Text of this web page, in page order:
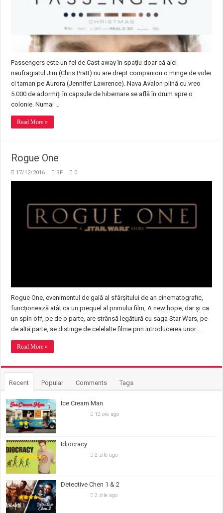
Passengers este un fel de Cast away în spațiu doar că aici
naufragiatul Jim (Chris Pratt) nu are drept companion o minge de volei
ci taman pe Aurora (Jennifer Lawrence). Nava Avalon plină cu vreo
5.000 de adormiți în capsule de hibernare se află în drum spre o
colonie. Numai …
Read More »
Rogue One
17/12/2016 SF 0
Rogue One, evenimentul de gală al sfârșitului de an cinematografic,
funcționează atât ca un prequel al primului film, A new hope, dar și ca
un spin off, pe de o parte, are strânsă legătură cu saga Star Wars, pe
de altă parte, se distinge de celelalte filme prin introducerea unor …
Read More »
Recent Popular Comments Tags
Ice Cream Man
12 ore ago
Idiocracy
2 zile ago
Detective Chen 1 & 2
2 zile ago